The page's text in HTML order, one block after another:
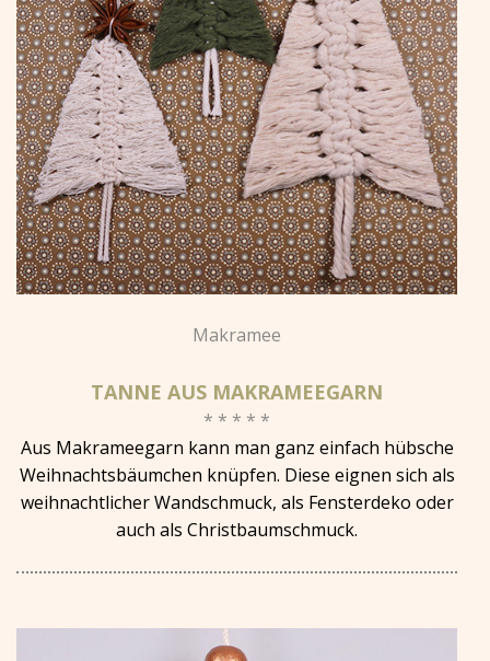
Makramee
TANNE AUS MAKRAMEEGARN
* * * * *
Aus Makrameegarn kann man ganz einfach hübsche
Weihnachtsbäumchen knüpfen. Diese eignen sich als
weihnachtlicher Wandschmuck, als Fensterdeko oder
auch als Christbaumschmuck.